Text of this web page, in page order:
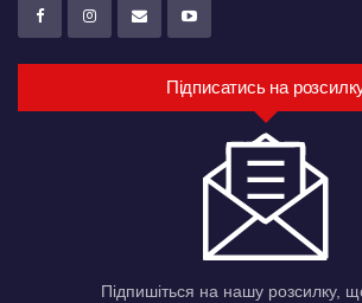
Підписатись на
Підпишіться на нашу розсилку,